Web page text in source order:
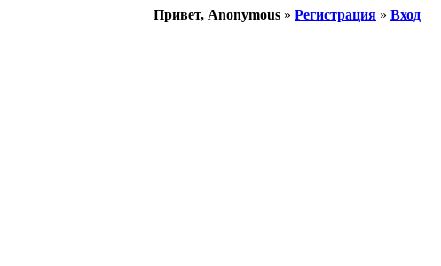
Привет, Anonymous » Регистрация » Вход